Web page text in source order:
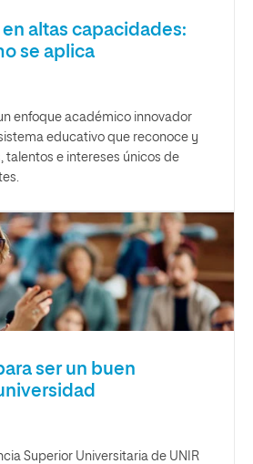
en altas capacidades:
se aplica
enfoque académico innovador
educativo que reconoce y
talentos e intereses únicos de
ser un buen
Superior Universitaria de UNIR